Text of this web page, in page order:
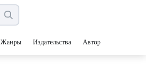
Жанры Издательства Авторы